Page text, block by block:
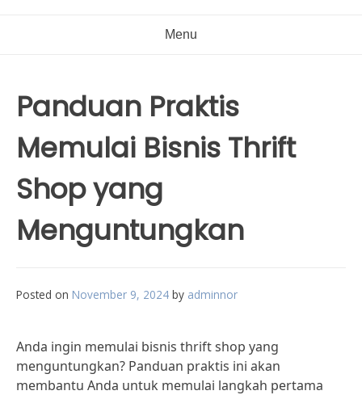
Menu
Panduan Praktis
Memulai Bisnis Thrift
Shop yang
Menguntungkan
Posted on November 9, 2024 by adminnor
Anda ingin memulai bisnis thrift shop yang
menguntungkan? Panduan praktis ini akan
membantu Anda untuk memulai langkah pertama